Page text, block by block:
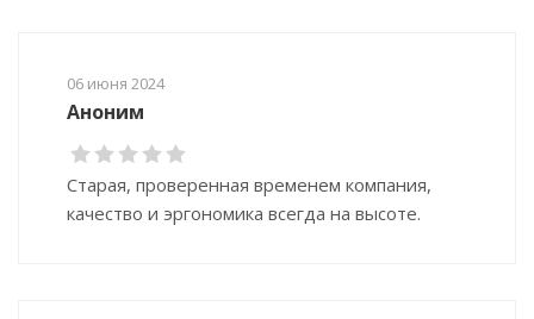
06 июня 2024
Аноним
Старая, проверенная временем компания,
качество и эргономика всегда на высоте.